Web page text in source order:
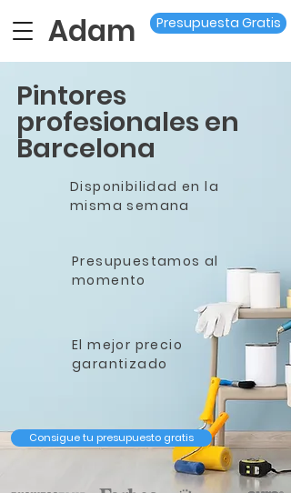
Adam Presupuesta Gratis
Pintores
profesionales en
Barcelona
Disponibilidad en la
misma semana
Presupuestamos al
momento
El mejor precio
garantizado
Consigue tu presupuesto gratis